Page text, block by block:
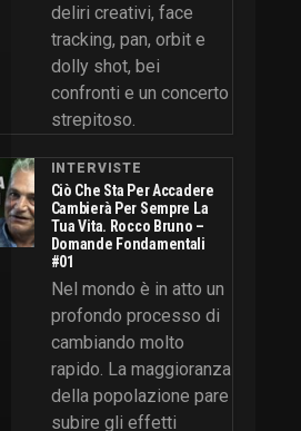
deliri creativi, face
tracking, pan, orbit e
dolly shot, bei
confronti e un concerto
strepitoso.
INTERVISTE
Ciò Che Sta Per Accadere
Cambierà Per Sempre La
Tua Vita. Rocco Bruno –
Domande Fondamentali
#01
Nel mondo è in atto un
profondo processo di
cambiando molto
rapido. La maggioranza
della popolazione pare
subire gli effetti